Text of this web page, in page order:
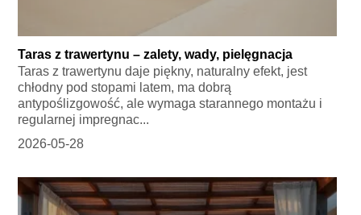
Taras z trawertynu – zalety, wady, pielęgnacja
Taras z trawertynu daje piękny, naturalny efekt, jest
chłodny pod stopami latem, ma dobrą
antypoślizgowość, ale wymaga starannego montażu i
regularnej impregnac...
2026-05-28